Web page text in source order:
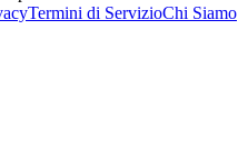
Termini di ServizioChi Siamo